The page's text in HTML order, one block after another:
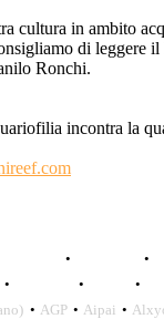
cultura in ambito
di leggere
Ronchi.
incontra la
• •
• • •
• AGP• Aipai •